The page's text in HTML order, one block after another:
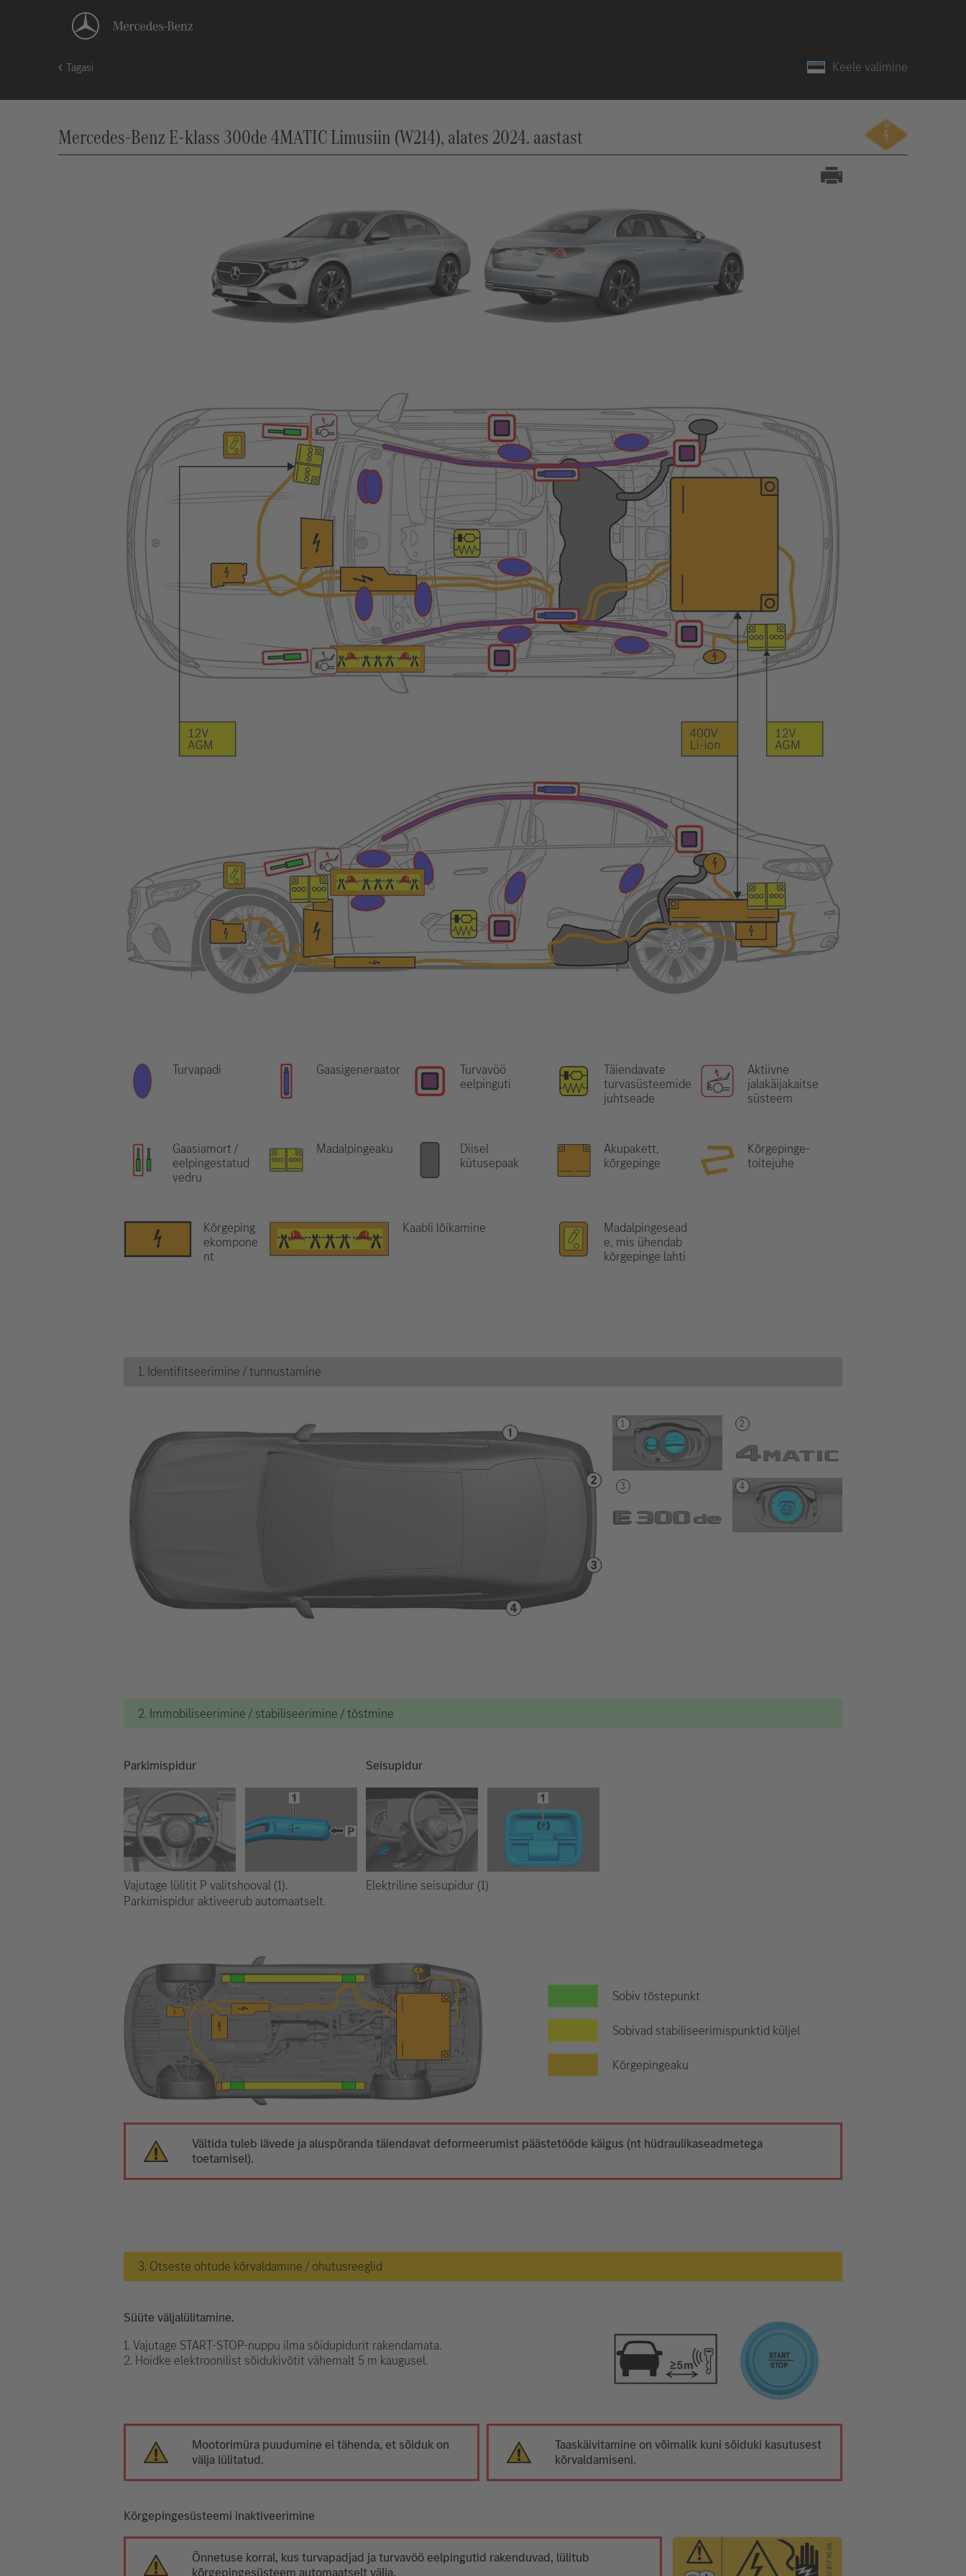
Tagasi Keele valimine
Mercedes-Benz E-klass 300de 4MATIC Limusiin (W214), alates 2024. aastast
Turvapadi Gaasigeneraator
Turvavöö
eelpinguti
Täiendavate
turvasüsteemide
juhtseade
Aktiivne
jalakäijakaitse
süsteem
Gaasiamort /
eelpingestatud
vedru
Madalpingeaku
Diisel
kütusepaak
Akupakett,
kõrgepinge
Kõrgepinge-
toitejuhe
Kõrgeping
ekompone
nt
Kaabli lõikamine
Madalpingesead
e, mis ühendab
kõrgepinge lahti
1. Identifitseerimine / tunnustamine
2. Immobiliseerimine / stabiliseerimine / tõstmine
Parkimispidur
Vajutage lülitit P valitshooval (1).
Parkimispidur aktiveerub automaatselt.
Seisupidur
Elektriline seisupidur (1)
Sobiv tõstepunkt
Sobivad stabiliseerimispunktid küljel
Kõrgepingeaku
Vältida tuleb lävede ja aluspõranda täiendavat deformeerumist päästetööde käigus (nt hüdraulikaseadmetega
toetamisel).
3. Otseste ohtude kõrvaldamine / ohutusreeglid
Süüte väljalülitamine.
1. Vajutage START-STOP-nuppu ilma sõidupidurit rakendamata.
2. Hoidke elektroonilist sõidukivõtit vähemalt 5 m kaugusel.
Mootorimüra puudumine ei tähenda, et sõiduk on
välja lülitatud.
Taaskäivitamine on võimalik kuni sõiduki kasutusest
kõrvaldamiseni.
Kõrgepingesüsteemi inaktiveerimine
Õnnetuse korral, kus turvapadjad ja turvavöö eelpingutid rakenduvad, lülitub
kõrgepingesüsteem automaatselt välja.